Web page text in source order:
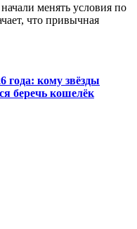
менять условия по
что привычная
года: кому звёзды
беречь кошелёк